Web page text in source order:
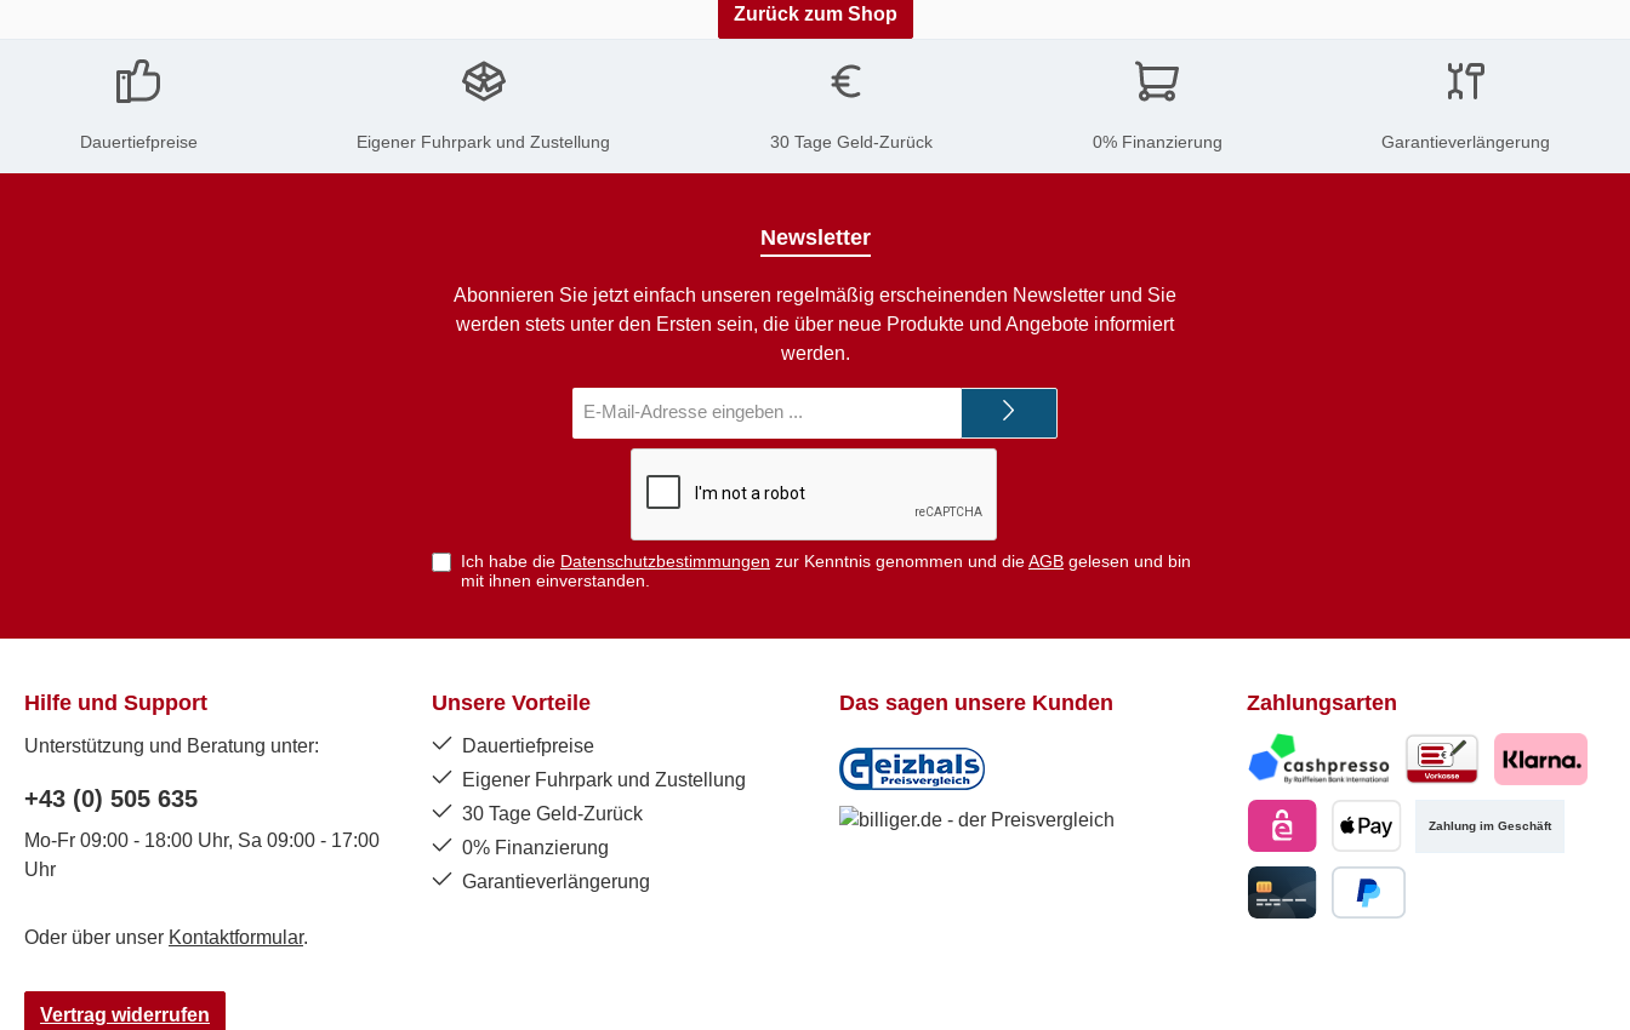
Zurück zum Shop
Dauertiefpreise Eigener Fuhrpark und Zustellung 30 Tage Geld-Zurück 0% Finanzierung Garantieverlängerung
Newsletter
Abonnieren Sie jetzt einfach unseren regelmäßig erscheinenden Newsletter und Sie
werden stets unter den Ersten sein, die über neue Produkte und Angebote informiert
werden.
Mail-
Adresse*
Ich habe die Datenschutzbestimmungen zur Kenntnis genommen und dieAGB gelesen und bin
mit ihnen einverstanden.
Hilfe und Support
Unterstützung und Beratung unter:
+43 (0) 505 635
Mo-Fr 09:00 - 18:00 Uhr, Sa 09:00 - 17:00
Uhr
Oder über unser Kontaktformular.
Vertrag widerrufen
Unsere Vorteile
Dauertiefpreise
Eigener Fuhrpark und Zustellung
30 Tage Geld-Zurück
0% Finanzierung
Garantieverlängerung
Das sagen unsere Kunden Zahlungsarten
Zahlung im Geschäft